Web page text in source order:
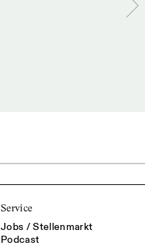
Service
Jobs / Stellenmarkt
Podcast